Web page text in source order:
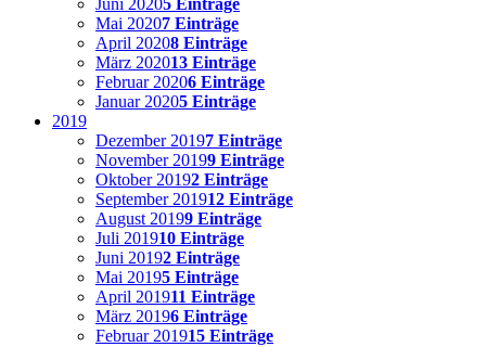
Juni 20205 Einträge
Mai 20207 Einträge
April 20208 Einträge
März 202013 Einträge
Februar 20206 Einträge
Januar 20205 Einträge
2019
Dezember 20197 Einträge
November 20199 Einträge
Oktober 20192 Einträge
September 201912 Einträge
August 20199 Einträge
Juli 201910 Einträge
Juni 20192 Einträge
Mai 20195 Einträge
April 201911 Einträge
März 20196 Einträge
Februar 201915 Einträge